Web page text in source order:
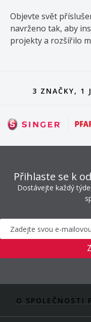
Objevte svět
navrženo tak, aby
projekty a rozšířilo
3 ZNAČKY, 1
Přihlaste se k
Dostávejte každý
Zpravodaj
O SPOLEČNOSTI